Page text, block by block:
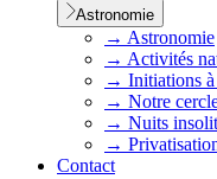
Astronomie
→ Astronomie
→ Activités
→ Initiations
→ Notre
→ Nuits
→
Contact